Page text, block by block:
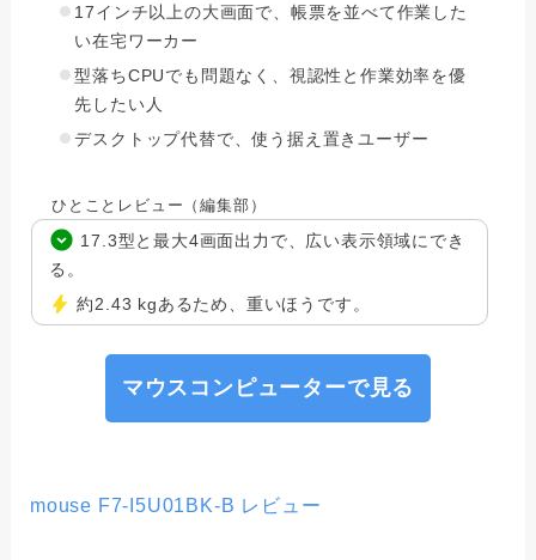
17インチ以上の大画面で、帳票を並べて作業した
い在宅ワーカー
型落ちCPUでも問題なく、視認性と作業効率を優
先したい人
デスクトップ代替で、使う据え置きユーザー
ひとことレビュー（編集部）
17.3型と最大4画面出力で、広い表示領域にでき
る。
約2.43 kgあるため、重いほうです。
マウスコンピューターで見る
mouse F7-I5U01BK-B レビュー